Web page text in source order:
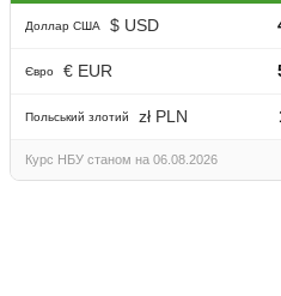
Доллар США $ USD
Євро € EUR
Польський злотий zł PLN
Курс НБУ станом на 06.08.2026